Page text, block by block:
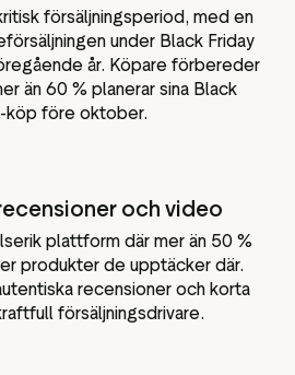
försäljningsperiod, med en
under Black Friday
år. Köpare förbereder
än 60 % planerar sina Black
köp före oktober.
och video
plattform där mer än 50 %
produkter de upptäcker där.
recensioner och korta
försäljningsdrivare.